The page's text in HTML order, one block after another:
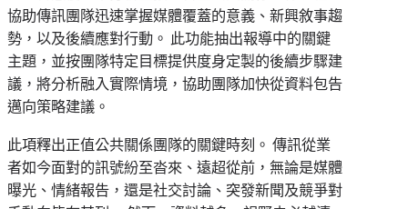
協助傳訊團隊迅速掌握媒體覆蓋的意義、新興敘事趨
勢，以及後續應對行動。 此功能抽出報導中的關鍵
主題，並按團隊特定目標提供度身定製的後續步驟建
議，將分析融入實際情境，協助團隊加快從資料包告
邁向策略建議。
此項釋出正值公共關係團隊的關鍵時刻。 傳訊從業
者如今面對的訊號紛至沓來、遠超從前，無論是媒體
曝光、情緒報告，還是社交討論、突發新聞及競爭對